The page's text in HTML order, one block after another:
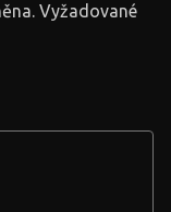
Vyžadované